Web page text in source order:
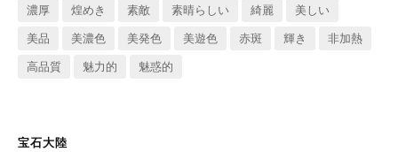
濃厚
煌めき 素敵 素晴らしい 綺麗
美しい
美品
美濃色 美発色 美遊色 赤斑 輝き
非加熱
高品質
魅力的 魅惑的
宝石大陸